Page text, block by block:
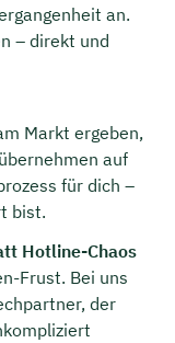
an.
– direkt und
Markt ergeben,
auf
für dich –
bist.
Hotline-Chaos
Frust. Bei uns
der